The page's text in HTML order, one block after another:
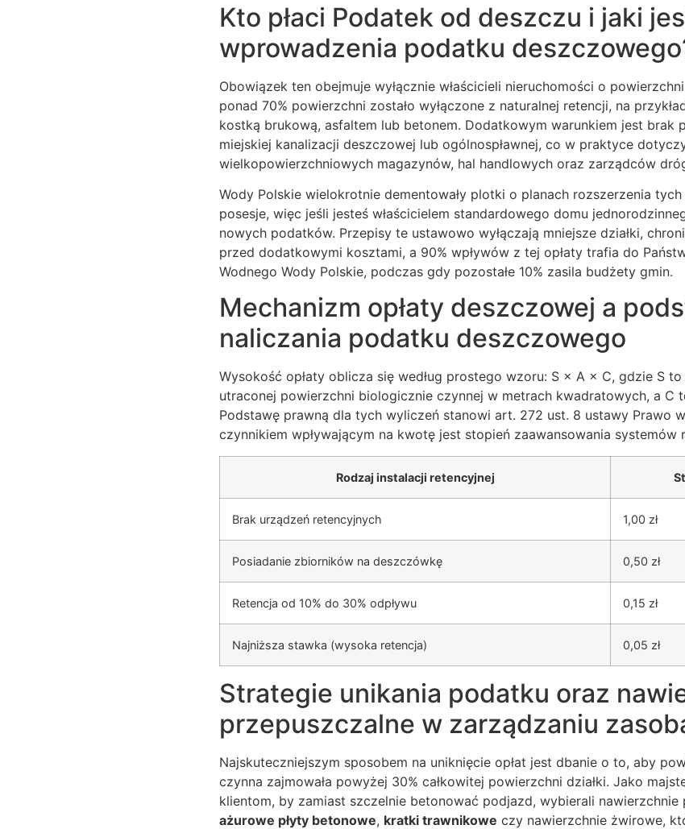
Kto płaci Podatek od deszczu i jaki
wprowadzenia podatku
Obowiązek ten obejmuje wyłącznie właścicieli nieruchomości o
ponad 70% powierzchni zostało wyłączone z naturalnej retencji, na
kostką brukową, asfaltem lub betonem. Dodatkowym warunkiem jest brak
miejskiej kanalizacji deszczowej lub ogólnospławnej, co w praktyce
wielkopowierzchniowych magazynów, hal handlowych oraz zarządców
Wody Polskie wielokrotnie dementowały plotki o planach rozszerzenia
posesje, więc jeśli jesteś właścicielem standardowego domu
nowych podatków. Przepisy te ustawowo wyłączają mniejsze działki,
przed dodatkowymi kosztami, a 90% wpływów z tej opłaty trafia do
Wodnego Wody Polskie, podczas gdy pozostałe 10% zasila budżety gmin.
Mechanizm opłaty deszczowej a
naliczania podatku deszczowego
Wysokość opłaty oblicza się według prostego wzoru: S × A × C, gdzie S
utraconej powierzchni biologicznie czynnej w metrach kwadratowych, a C
Podstawę prawną dla tych wyliczeń stanowi art. 272 ust. 8 ustawy Prawo
czynnikiem wpływającym na kwotę jest stopień zaawansowania systemów
Rodzaj instalacji retencyjnej
Brak urządzeń retencyjnych 1,00 zł
Posiadanie zbiorników na deszczówkę 0,50 zł
Retencja od 10% do 30% odpływu 0,15 zł
Najniższa stawka (wysoka retencja) 0,05 zł
Strategie unikania podatku oraz
przepuszczalne w zarządzaniu
Najskuteczniejszym sposobem na uniknięcie opłat jest dbanie o to, aby
czynna zajmowała powyżej 30% całkowitej powierzchni działki. Jako
klientom, by zamiast szczelnie betonować podjazd, wybierali nawierzchnie
ażurowe płyty betonowe, kratki trawnikowe czy nawierzchnie żwirowe,